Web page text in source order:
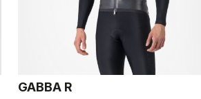
GABBA R